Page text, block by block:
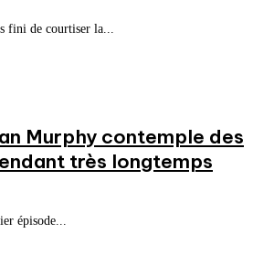
fini de courtiser la...
Murphy contemple des
très longtemps
épisode...